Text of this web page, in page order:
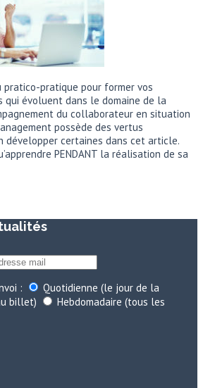
pratico-pratique pour former vos
qui évoluent dans le domaine de la
du collaborateur en situation
possède des vertus
développer certaines dans cet article.
PENDANT la réalisation de sa
:
Quotidienne (le jour de la
billet)
Hebdomadaire (tous les